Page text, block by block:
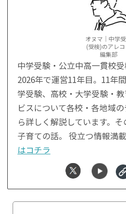
オヌマ｜中学
(受検)のアレコ
編集部
中学受験・公立中高一貫校受
2026年で運営11年目。11年
学受験、高校・大学受験・
ビスについて各校・各地域
ら詳しく解説しています。
子育ての話。 役立つ情報満載
はコチラ